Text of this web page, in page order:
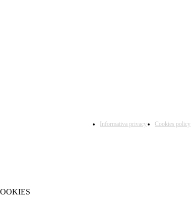
Informativa privacy Cookies policy